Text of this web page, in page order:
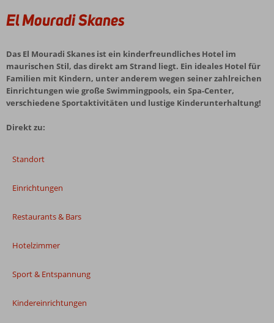
El Mouradi Skanes
Das El Mouradi Skanes ist ein kinderfreundliches Hotel im
maurischen Stil, das direkt am Strand liegt. Ein ideales Hotel für
Familien mit Kindern, unter anderem wegen seiner zahlreichen
Einrichtungen wie große Swimmingpools, ein Spa-Center,
verschiedene Sportaktivitäten und lustige Kinderunterhaltung!
Direkt zu:
Standort
Einrichtungen
Restaurants & Bars
Hotelzimmer
Sport & Entspannung
Kindereinrichtungen